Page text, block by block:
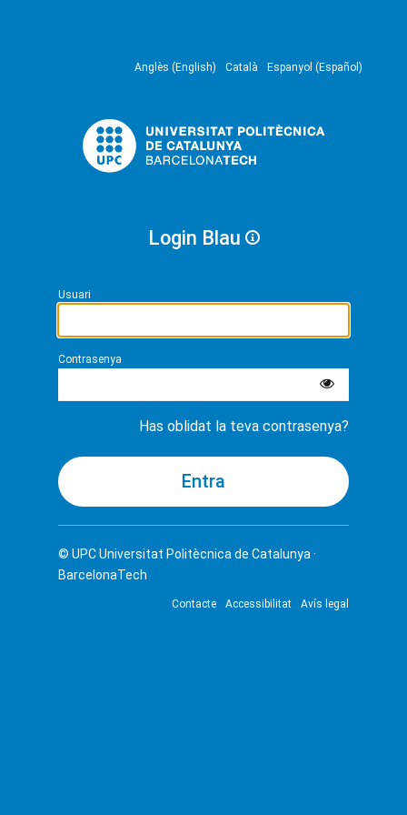
Anglès (English) Català Espanyol (Español)
Login Blau
Usuari
Contrasenya
Has oblidat la teva contrasenya?
© UPCUniversitat Politècnica de Catalunya ·
BarcelonaTech
Contacte Accessibilitat Avís legal